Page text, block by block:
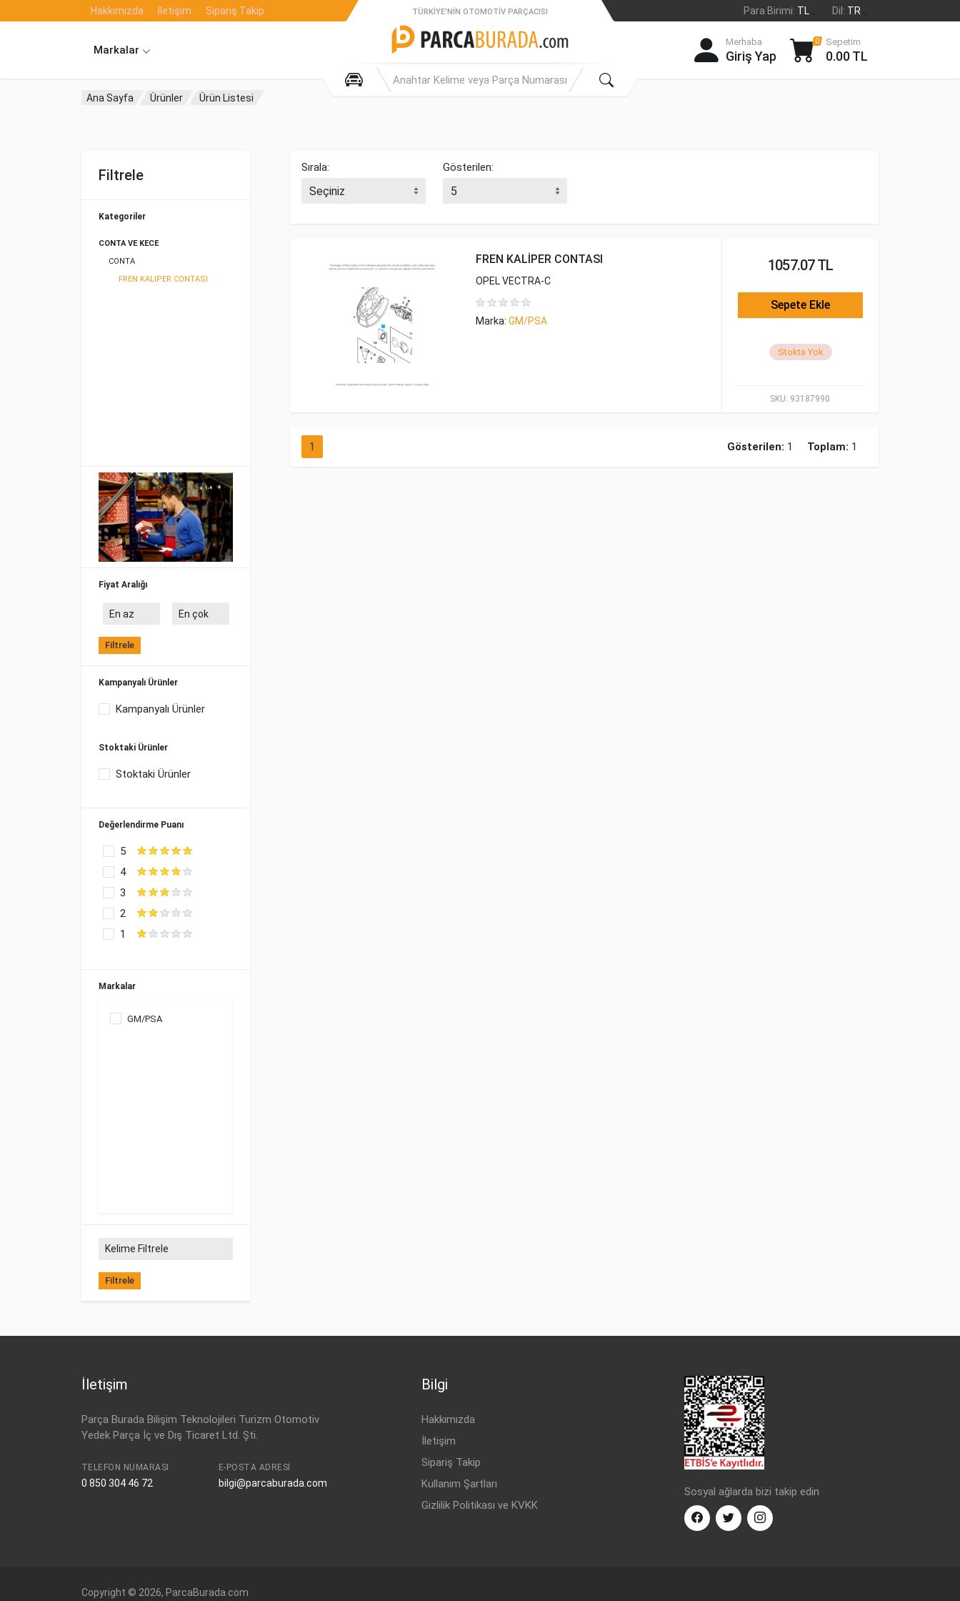
Hakkımızda İletişim Sipariş Takip Para Birimi: TL Dil: TR
Markalar
TÜRKIYE'NIN OTOMOTIV PARÇACISI
Merhaba
Giriş Yap
0 Sepetim
0.00 TL
Ana Sayfa Ürünler Ürün Listesi
Filtrele
Kategoriler
CONTA VE KECE
CONTA
FREN KALIPER CONTASI
Fiyat Aralığı
Filtrele
Kampanyalı Ürünler
Kampanyalı Ürünler
Stoktaki Ürünler
Stoktaki Ürünler
Değerlendirme Puanı
5
4
3
2
1
Markalar
GM/PSA
Filtrele
Sırala: Gösterilen:
SKU: 93187990
FREN KALİPER CONTASI
OPEL VECTRA-C
Marka: GM/PSA
1057.07 TL
Sepete Ekle
Stokta Yok
1 Gösterilen: 1 Toplam: 1
İletişim
Parça Burada Bilişim Teknolojileri Turizm Otomotiv
Yedek Parça İç ve Dış Ticaret Ltd. Şti.
TELEFON NUMARASI
0 850 304 46 72
E-POSTA ADRESI
bilgi@parcaburada.com
Bilgi
Hakkımızda
İletişim
Sipariş Takip
Kullanım Şartları
Gizlilik Politikası ve KVKK
Sosyal ağlarda bizi takip edin
Copyright © 2026, ParcaBurada.com